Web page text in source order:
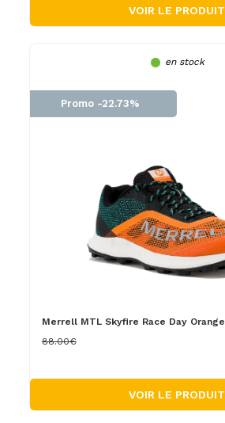
VOIR LE PRODUIT
en stock
Promo -22.73%
Merrell MTL Skyfire Race Day Orange
88.00€
VOIR LE PRODUIT